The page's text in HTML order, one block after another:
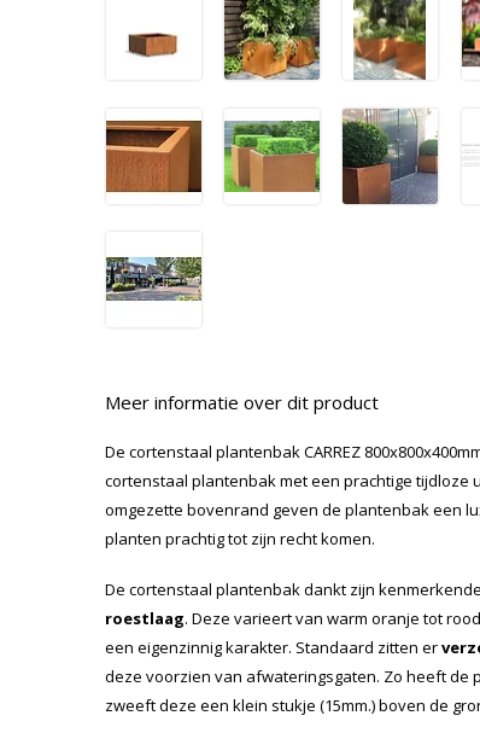
Meer informatie over dit product
De cortenstaal plantenbak CARREZ
cortenstaal plantenbak met een prachtige tijdloze
omgezette bovenrand geven de plantenbak een
planten prachtig tot zijn recht komen.
De cortenstaal plantenbak dankt zijn
roestlaag. Deze varieert van warm oranje tot
een eigenzinnig karakter. Standaard zitten er
deze voorzien van afwateringsgaten. Zo heeft de
zweeft deze een klein stukje (15mm.) boven de